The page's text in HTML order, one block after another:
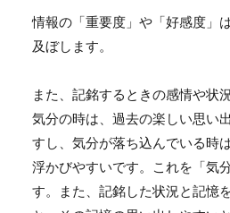
情報の「重要度」や「好感度」
及ぼします。
また、記銘するときの感情や状
気分の時は、過去の楽しい思い
すし、気分が落ち込んでいる時
浮かびやすいです。これを「気
す。また、記銘した状況と記憶